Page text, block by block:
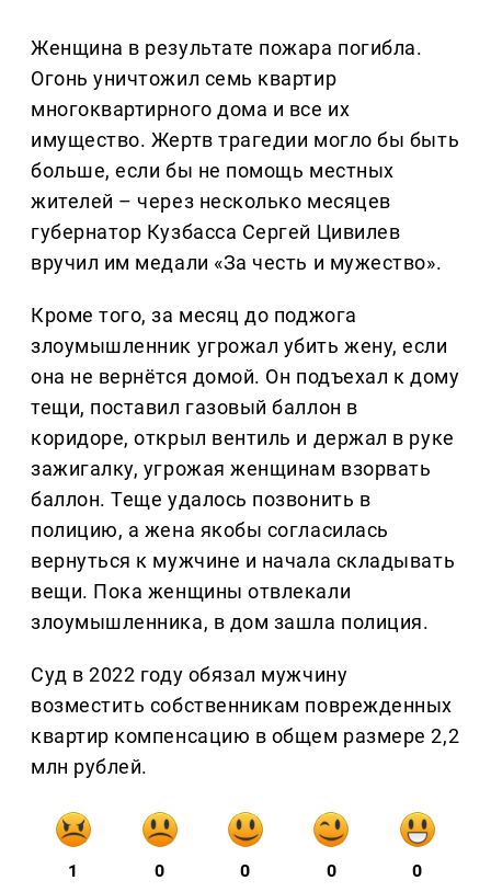
Женщина в результате пожара погибла.
Огонь уничтожил семь квартир
многоквартирного дома и все их
имущество. Жертв трагедии могло бы быть
больше, если бы не помощь местных
жителей – через несколько месяцев
губернатор Кузбасса Сергей Цивилев
вручил им медали «За честь и мужество».
Кроме того, за месяц до поджога
злоумышленник угрожал убить жену, если
она не вернётся домой. Он подъехал к дому
тещи, поставил газовый баллон в
коридоре, открыл вентиль и держал в руке
зажигалку, угрожая женщинам взорвать
баллон. Теще удалось позвонить в
полицию, а жена якобы согласилась
вернуться к мужчине и начала складывать
вещи. Пока женщины отвлекали
злоумышленника, в дом зашла полиция.
Суд в 2022 году обязал мужчину
возместить собственникам поврежденных
квартир компенсацию в общем размере 2,2
млн рублей.
1 0 0 0 0